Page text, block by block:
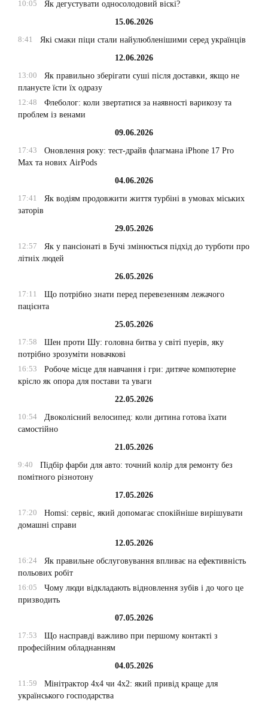
10:05
Як дегустувати односолодовий віскі?
15.06.2026
8:41
Які смаки піци стали найулюбленішими серед українців
12.06.2026
13:00
Як правильно зберігати суші після доставки, якщо не
плануєте їсти їх одразу
12:48
Флеболог: коли звертатися за наявності варикозу та
проблем із венами
09.06.2026
17:43
Оновлення року: тест-драйв флагмана iPhone 17 Pro
Max та нових AirPods
04.06.2026
17:41
Як водіям продовжити життя турбіні в умовах міських
заторів
29.05.2026
12:57
Як у пансіонаті в Бучі змінюється підхід до турботи про
літніх людей
26.05.2026
17:11
Що потрібно знати перед перевезенням лежачого
пацієнта
25.05.2026
17:58
Шен проти Шу: головна битва у світі пуерів, яку
потрібно зрозуміти новачкові
16:53
Робоче місце для навчання і гри: дитяче компютерне
крісло як опора для постави та уваги
22.05.2026
10:54
Двоколісний велосипед: коли дитина готова їхати
самостійно
21.05.2026
9:40
Підбір фарби для авто: точний колір для ремонту без
помітного різнотону
17.05.2026
17:20
Homsi: сервіс, який допомагає спокійніше вирішувати
домашні справи
12.05.2026
16:24
Як правильне обслуговування впливає на ефективність
польових робіт
16:05
Чому люди відкладають відновлення зубів і до чого це
призводить
07.05.2026
17:53
Що насправді важливо при першому контакті з
професійним обладнанням
04.05.2026
11:59
Мінітрактор 4х4 чи 4х2: який привід краще для
українського господарства